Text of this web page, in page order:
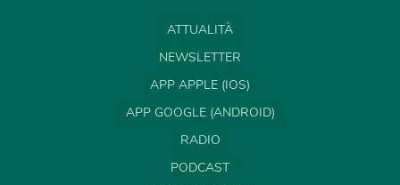
ATTUALITÀ
NEWSLETTER
APP APPLE (IOS)
APP GOOGLE (ANDROID)
RADIO
PODCAST